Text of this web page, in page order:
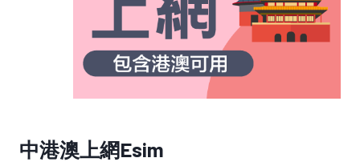
中港澳上網Esim